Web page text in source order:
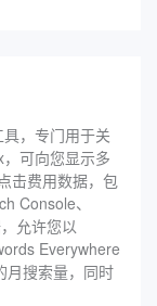
，专门用于关
可向您显示多
击费用数据，包
Console、
允许您以
Everywhere
月搜索量，同时